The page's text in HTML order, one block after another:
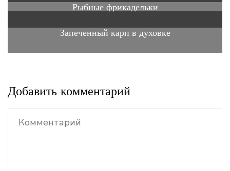
Рыбные фрикадельки
Запеченный карп в духовке
Добавить комментарий